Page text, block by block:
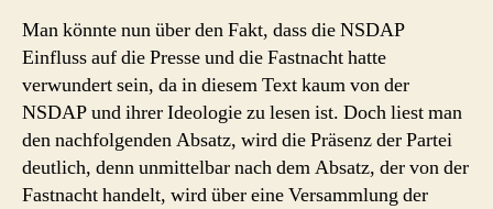
Man könnte nun über den Fakt, dass die NSDAP
Einfluss auf die Presse und die Fastnacht hatte
verwundert sein, da in diesem Text kaum von der
NSDAP und ihrer Ideologie zu lesen ist. Doch liest man
den nachfolgenden Absatz, wird die Präsenz der Partei
deutlich, denn unmittelbar nach dem Absatz, der von der
Fastnacht handelt, wird über eine Versammlung der